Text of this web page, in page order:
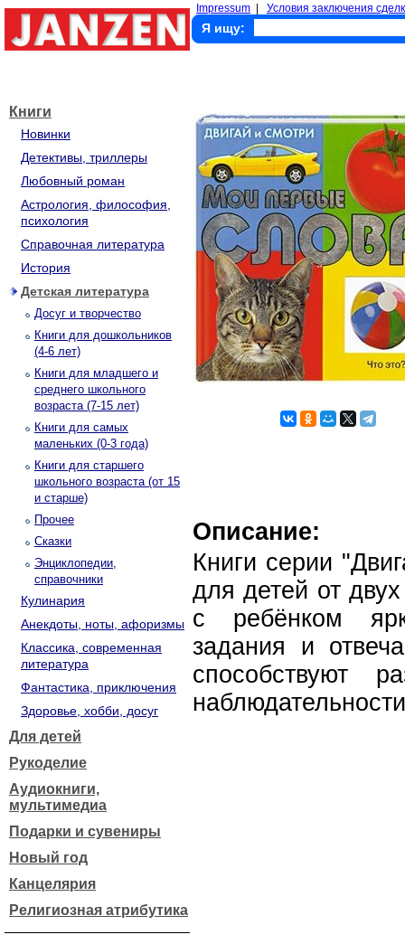
Impressum Условия заключения
Я ищу:
Книги
Новинки
Детективы, триллеры
Любовный роман
Астрология, философия,
психология
Справочная литература
История
Детская литература
Досуг и творчество
Книги для дошкольников
(4-6 лет)
Книги для младшего и
среднего школьного
возраста (7-15 лет)
Книги для самых
маленьких (0-3 года)
Книги для старшего
школьного возраста (от 15
и старше)
Прочее
Сказки
Энциклопедии,
справочники
Кулинария
Анекдоты, ноты, афоризмы
Классика, современная
литература
Фантастика, приключения
Здоровье, хобби, досуг
Для детей
Рукоделие
Аудиокниги,
мультимедиа
Подарки и сувениры
Новый год
Канцелярия
Религиозная атрибутика
Описание:
Книги серии
для детей от
с ребёнком
задания и
способствуют